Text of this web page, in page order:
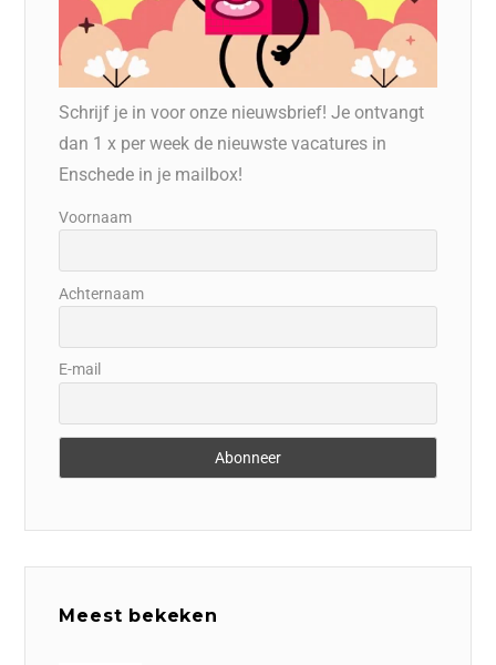
Schrijf je in voor onze nieuwsbrief! Je ontvangt
dan 1 x per week de nieuwste vacatures in
Enschede in je mailbox!
Voornaam
Achternaam
E-mail
Meest bekeken